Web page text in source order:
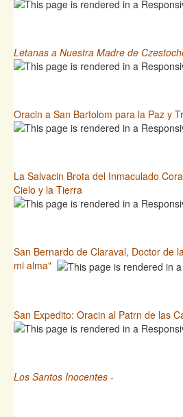
Letanas a Nuestra Madre de
Oracin a San Bartolom para la Paz y
La Salvacin Brota del Inmaculado
Cielo y la Tierra
San Bernardo de Claraval, Doctor de
mi alma"
San Expedito: Oracin al Patrn de las
Los Santos Inocentes -